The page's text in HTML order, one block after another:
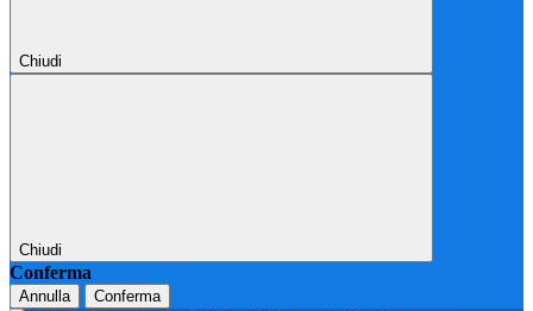
Chiudi
Chiudi
Conferma
Annulla Conferma